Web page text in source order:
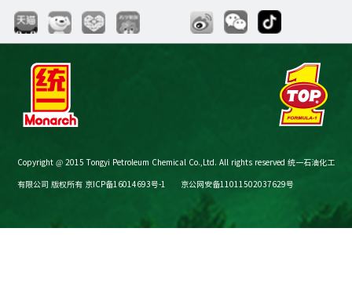
Copyright @ 2015 Tongyi Petroleum Chemical Co.,Ltd. All rights reserved 统一石油化工
有限公司 版权所有 京ICP备16014693号-1 京公网安备11011502037629号